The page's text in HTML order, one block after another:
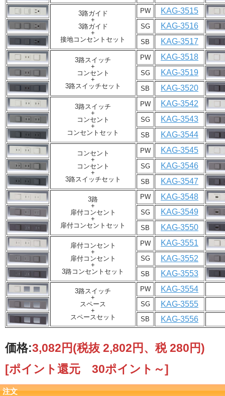
3路ガイド
+
3路ガイド
+
接地コンセントセット
PW KAG-3515
SG KAG-3516
SB KAG-3517
3路スイッチ
+
コンセント
+
3路スイッチセット
PW KAG-3518
SG KAG-3519
SB KAG-3520
3路スイッチ
+
コンセント
+
コンセントセット
PW KAG-3542
SG KAG-3543
SB KAG-3544
コンセント
+
コンセント
+
3路スイッチセット
PW KAG-3545
SG KAG-3546
SB KAG-3547
3路
+
扉付コンセント
+
扉付コンセントセット
PW KAG-3548
SG KAG-3549
SB KAG-3550
扉付コンセント
+
扉付コンセント
+
3路コンセントセット
PW KAG-3551
SG KAG-3552
SB KAG-3553
3路スイッチ
+
スペース
+
スペースセット
PW KAG-3554
SG KAG-3555
SB KAG-3556
価格:3,082円(税抜 2,802円、税 280円)
[ポイント還元 30ポイント～]
注文